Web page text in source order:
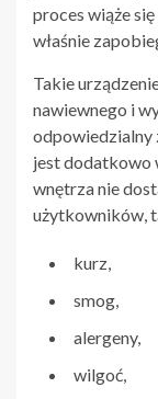
proces wiąże
właśnie
Takie
nawiewnego i
odpowiedzialny
jest dodatkowo
wnętrza nie
użytkowników,
kurz,
smog,
alergeny,
wilgoć,